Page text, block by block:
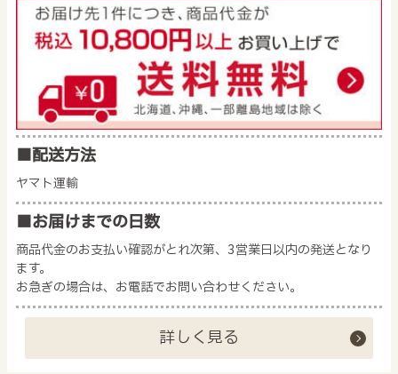
■配送方法
ヤマト運輸
■お届けまでの日数
商品代金のお支払い確認がとれ次第、3営業日以内の発送となり
ます。
お急ぎの場合は、お電話でお問い合わせください。
詳しく見る